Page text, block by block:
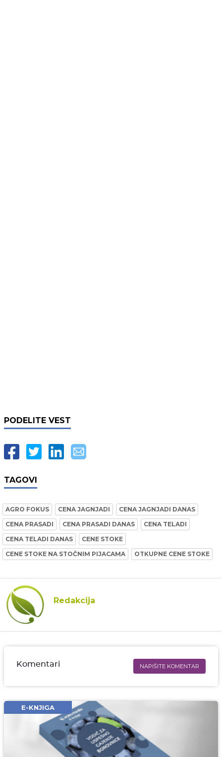
PODELITE VEST
TAGOVI
AGRO FOKUS CENA JAGNJADI
CENA JAGNJADI DANAS
CENA PRASADI
CENA PRASADI DANAS
CENA TELADI
CENA TELADI DANAS
CENE STOKE
CENE STOKE NA STOČNIM PIJACAMA
OTKUPNE CENE STOKE
Redakcija
Komentari NAPIŠITE KOMENTAR
Email* obavezno
Komentar* obavezno
E-KNJIGA